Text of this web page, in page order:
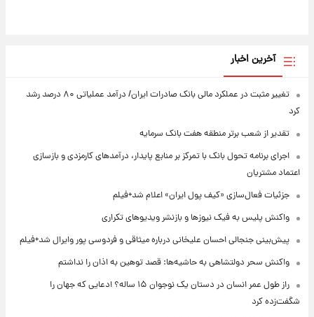
آخرین اخبار
تغییر مثبت در عملکرد مالی بانک صادرات ایران/ درآمد عملیاتی ۸۰ درصد رشد
کرد
تقدیر از شعب برتر منطقه هفت بانک سرمایه
اجرای برنامه تحول بانک با تمرکز بر منابع پایدار، درآمدهای کارمزدی و بازسازی
اعتماد مشتریان
جزئیات فعال‌سازی «کیف پول ایران» اعلام شد+فیلم
واکنش پلیس به فیک نیوزها و بازنشر ویدیوهای تکراری
پیش‌بینی جنجالی احسان علیخانی درباره میثاقی و فردوسی پور وایرال شد+فیلم
واکنش سحر دولتشاهی به حاشیه‌ها: قصد توهین به اذان را نداشتم
راز طول عمر انسان در دستان یک نوجوان ۱۵ ساله؟ ادعایی که جهان را
شگفت‌زده کرد